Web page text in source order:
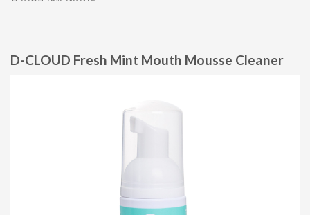
D-CLOUD Fresh Mint Mouth Mousse Cleaner